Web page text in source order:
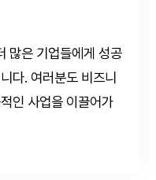
많은 기업들에게 성공
다. 여러분도 비즈니
인 사업을 이끌어가